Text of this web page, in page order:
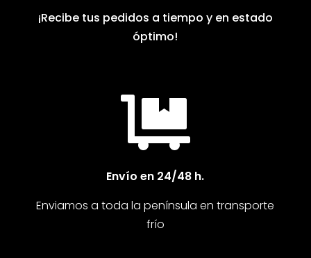
¡Recibe tus pedidos a tiempo y en estado
óptimo!

Envío en 24/48 h.
Enviamos a toda la península en transporte
frío